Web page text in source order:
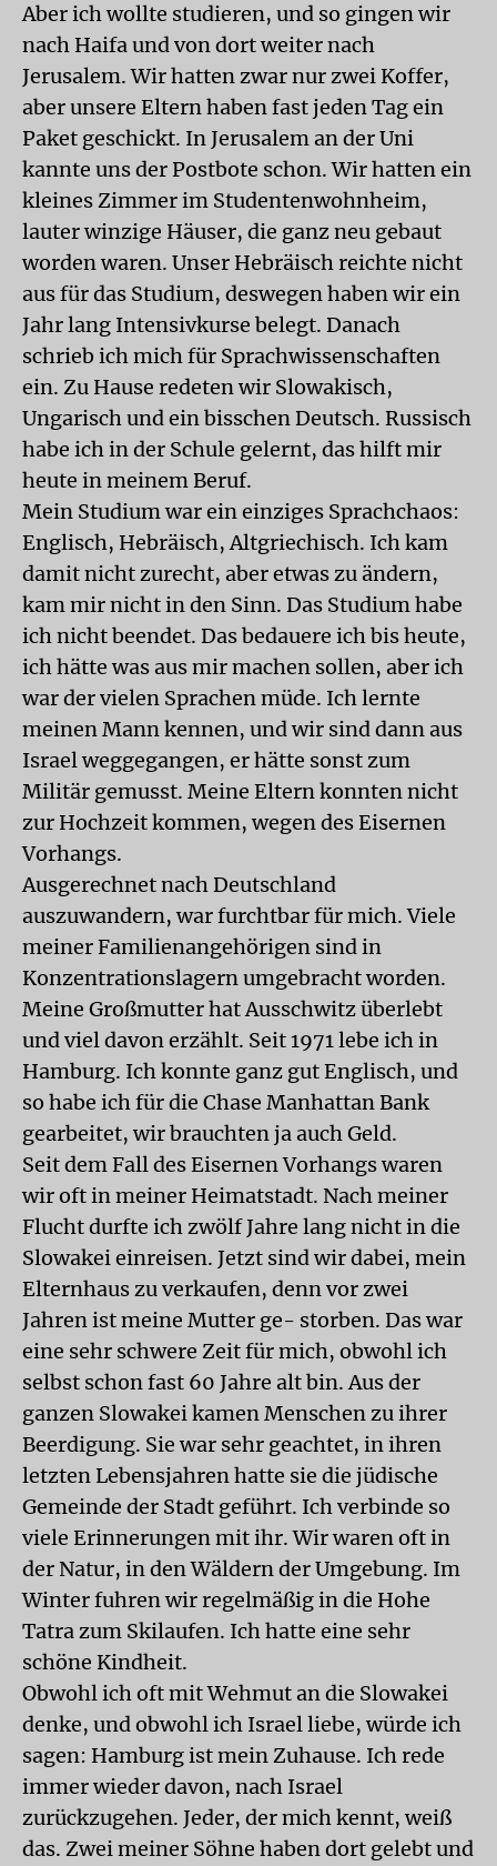
Aber ich wollte studieren, und so gingen wir
nach Haifa und von dort weiter nach
Jerusalem. Wir hatten zwar nur zwei Koffer,
aber unsere Eltern haben fast jeden Tag ein
Paket geschickt. In Jerusalem an der Uni
kannte uns der Postbote schon. Wir hatten ein
kleines Zimmer im Studentenwohnheim,
lauter winzige Häuser, die ganz neu gebaut
worden waren. Unser Hebräisch reichte nicht
aus für das Studium, deswegen haben wir ein
Jahr lang Intensivkurse belegt. Danach
schrieb ich mich für Sprachwissenschaften
ein. Zu Hause redeten wir Slowakisch,
Ungarisch und ein bisschen Deutsch. Russisch
habe ich in der Schule gelernt, das hilft mir
heute in meinem Beruf.
Mein Studium war ein einziges Sprachchaos:
Englisch, Hebräisch, Altgriechisch. Ich kam
damit nicht zurecht, aber etwas zu ändern,
kam mir nicht in den Sinn. Das Studium habe
ich nicht beendet. Das bedauere ich bis heute,
ich hätte was aus mir machen sollen, aber ich
war der vielen Sprachen müde. Ich lernte
meinen Mann kennen, und wir sind dann aus
Israel weggegangen, er hätte sonst zum
Militär gemusst. Meine Eltern konnten nicht
zur Hochzeit kommen, wegen des Eisernen
Vorhangs.
Ausgerechnet nach Deutschland
auszuwandern, war furchtbar für mich. Viele
meiner Familienangehörigen sind in
Konzentrationslagern umgebracht worden.
Meine Großmutter hat Ausschwitz überlebt
und viel davon erzählt. Seit 1971 lebe ich in
Hamburg. Ich konnte ganz gut Englisch, und
so habe ich für die Chase Manhattan Bank
gearbeitet, wir brauchten ja auch Geld.
Seit dem Fall des Eisernen Vorhangs waren
wir oft in meiner Heimatstadt. Nach meiner
Flucht durfte ich zwölf Jahre lang nicht in die
Slowakei einreisen. Jetzt sind wir dabei, mein
Elternhaus zu verkaufen, denn vor zwei
Jahren ist meine Mutter ge- storben. Das war
eine sehr schwere Zeit für mich, obwohl ich
selbst schon fast 60 Jahre alt bin. Aus der
ganzen Slowakei kamen Menschen zu ihrer
Beerdigung. Sie war sehr geachtet, in ihren
letzten Lebensjahren hatte sie die jüdische
Gemeinde der Stadt geführt. Ich verbinde so
viele Erinnerungen mit ihr. Wir waren oft in
der Natur, in den Wäldern der Umgebung. Im
Winter fuhren wir regelmäßig in die Hohe
Tatra zum Skilaufen. Ich hatte eine sehr
schöne Kindheit.
Obwohl ich oft mit Wehmut an die Slowakei
denke, und obwohl ich Israel liebe, würde ich
sagen: Hamburg ist mein Zuhause. Ich rede
immer wieder davon, nach Israel
zurückzugehen. Jeder, der mich kennt, weiß
das. Zwei meiner Söhne haben dort gelebt und